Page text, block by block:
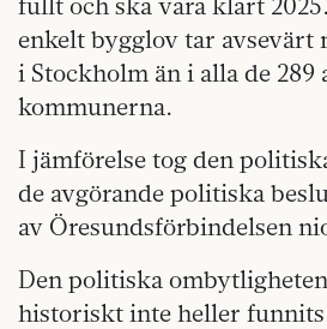
enkelt bygglov tar avsevärt
i Stockholm än i alla de 289
kommunerna.
I jämförelse tog den
de avgörande politiska
av Öresundsförbindelsen
Den politiska
historiskt inte heller funnits